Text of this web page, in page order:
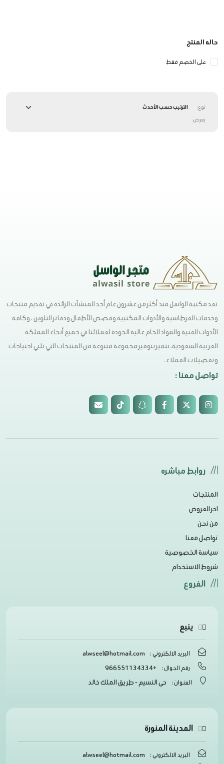
حاله المنتج
على الخصم فقط
نوع:
يعرض:
تعد مكتبة الواسل منذ أكثر من عشرون عام أحد المنشآت الرائدة في تقديم منتجات
وخدمات القرطاسية والأدوات المكتبية وقصص الأطفال ودفاتر التلوين ، وكافة
الأدوات الفنية والمواد الخام عالية الجودة لعملائنا في جميع أنحاء المملكة
العربية السعودية، نتميز بتوفير مجموعة متنوعة من المنتجات التي تلبي احتياجات
وتفضيلات العملاء .
تواصل معنا :
روابط مباشره
المنتجات
اخر العروض
من نحن
تواصل معنا
سياسة الخصوصية
شروط الاستخدام
الفروع
ينبع
البريد الالكتروني : alwseel@hotmail.com
رقم الجوال : +966551134334
العنوان : حي النسيم - طريق الملك خالد
المدينة المنورة
البريد الالكتروني : alwseel@hotmail.com